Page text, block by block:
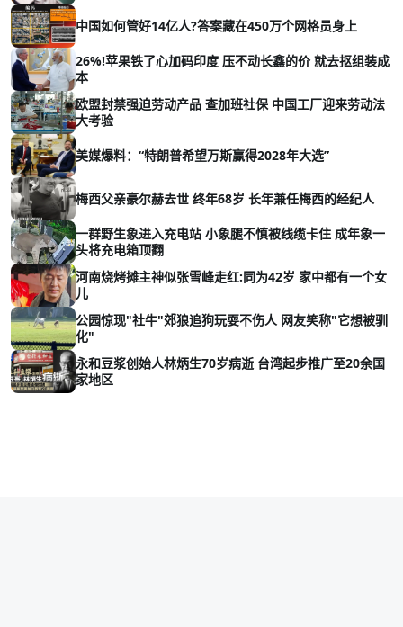
中国如何管好14亿人?答案藏在450万个网格员身上
26%!苹果铁了心加码印度 压不动长鑫的价 就去抠组装成
本
欧盟封禁强迫劳动产品 查加班社保 中国工厂迎来劳动法
大考验
美媒爆料：“特朗普希望万斯赢得2028年大选”
梅西父亲豪尔赫去世 终年68岁 长年兼任梅西的经纪人
一群野生象进入充电站 小象腿不慎被线缆卡住 成年象一
头将充电箱顶翻
河南烧烤摊主神似张雪峰走红:同为42岁 家中都有一个女
儿
公园惊现"社牛"郊狼追狗玩耍不伤人 网友笑称"它想被驯
化"
永和豆浆创始人林炳生70岁病逝 台湾起步推广至20余国
家地区